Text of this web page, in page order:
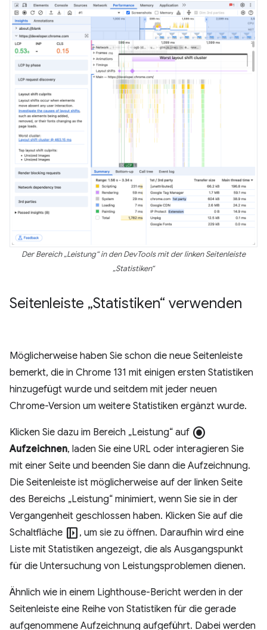
Der Bereich „Leistung“ in den DevTools mit der linken Seitenleiste
„Statistiken“
Seitenleiste „Statistiken“ verwenden
Möglicherweise haben Sie schon die neue Seitenleiste
bemerkt, die in Chrome 131 mit einigen ersten Statistiken
hinzugefügt wurde und seitdem mit jeder neuen
Chrome-Version um weitere Statistiken ergänzt wurde.
Klicken Sie dazu im Bereich „Leistung“ auf radio_button_checked
Aufzeichnen, laden Sie eine URL oder interagieren Sie
mit einer Seite und beenden Sie dann die Aufzeichnung.
Die Seitenleiste ist möglicherweise auf der linken Seite
des Bereichs „Leistung“ minimiert, wenn Sie sie in der
Vergangenheit geschlossen haben. Klicken Sie auf die
Schaltfläche left_panel_open , um sie zu öffnen. Daraufhin wird eine
Liste mit Statistiken angezeigt, die als Ausgangspunkt
für die Untersuchung von Leistungsproblemen dienen.
Ähnlich wie in einem Lighthouse-Bericht werden in der
Seitenleiste eine Reihe von Statistiken für die gerade
aufgenommene Aufzeichnung aufgeführt. Dabei werden